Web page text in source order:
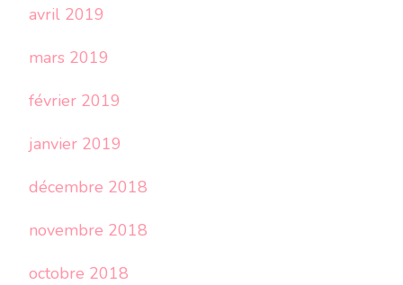
avril 2019
mars 2019
février 2019
janvier 2019
décembre 2018
novembre 2018
octobre 2018